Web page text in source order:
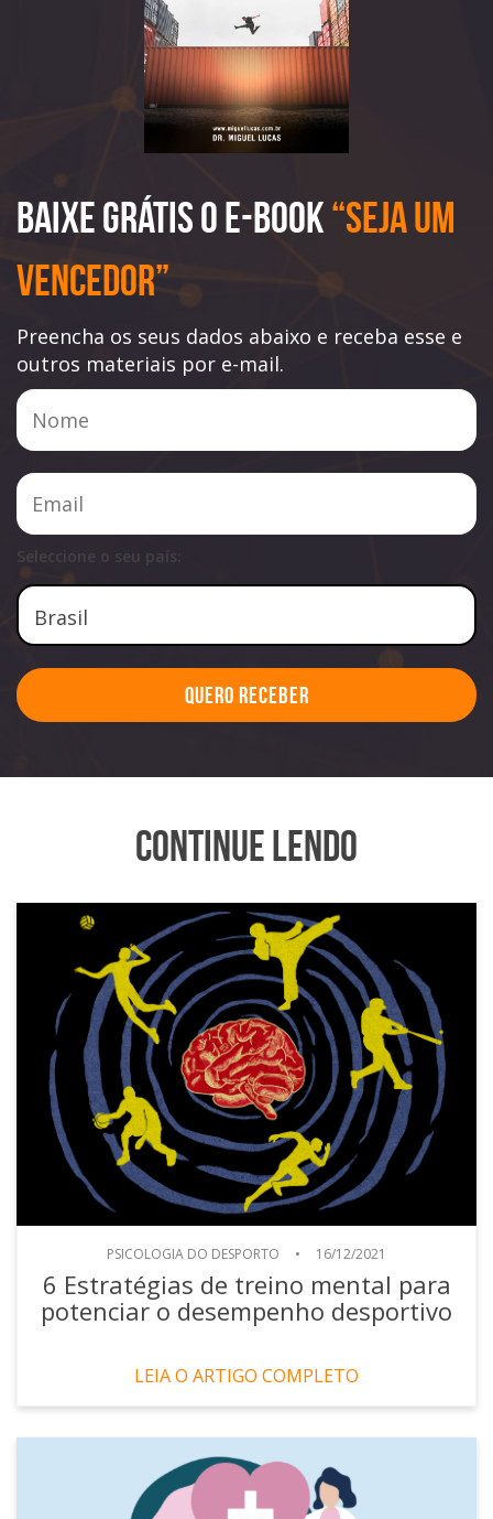
Baixe Grátis o e-book“Seja Um
Vencedor”
Preencha os seus dados abaixo e receba esse e
outros materiais por e-mail.
Seleccione o seu país:
Quero Receber
Continue Lendo
PSICOLOGIA DO DESPORTO • 16/12/2021
6 Estratégias de treino mental para
potenciar o desempenho desportivo
LEIA O ARTIGO COMPLETO